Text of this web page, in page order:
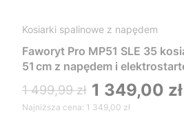
Kosiarki spalinowe z napędem
Faworyt Pro MP51 SLE 35
51 cm z napędem i
wygodna i łatwa w
dużych trawników
1 499,99 zł 1 349,00 zł
Najniższa cena: 1 349,00 zł